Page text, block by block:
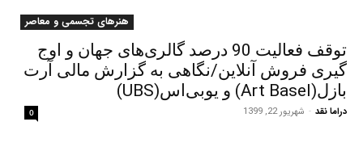
هنرهای تجسمی و معاصر
توقف فعالیت 90 درصد گالری‌های جهان و اوج
گیری فروش آنلاین/نگاهی به گزارش مالی آرت
بازل(Art Basel) و یوبی‌اس(UBS)
دراما نقد - شهریور 22, 1399 0